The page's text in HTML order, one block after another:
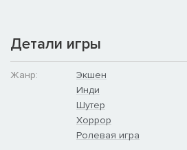
Детали игры
Жанр:
Экшен
Инди
Шутер
Хоррор
Ролевая игра